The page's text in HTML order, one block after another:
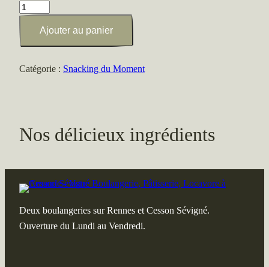
quantité
Salade
Ajouter au panier
Catégorie : Snacking du Moment
Nos délicieux ingrédients
Deux boulangeries sur Rennes et Cesson Sévigné.
Ouverture du Lundi au Vendredi.